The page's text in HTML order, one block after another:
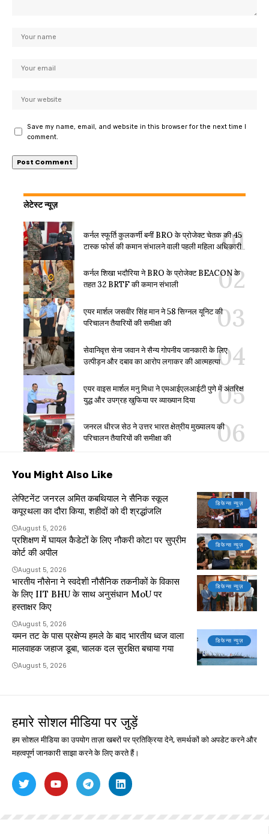
Save my name, email, and website in this browser for the next time I
comment.
लेटेस्ट न्यूज़
कर्नल स्फूर्ति कुलकर्णी बनीं BRO के प्रोजेक्ट चेतक की 45
टास्क फोर्स की कमान संभालने वाली पहली महिला अधिकारी
कर्नल शिखा भदौरिया ने BRO के प्रोजेक्ट BEACON के
तहत 32 BRTF की कमान संभाली
एयर मार्शल जसवीर सिंह मान ने 58 सिग्नल यूनिट की
परिचालन तैयारियों की समीक्षा की
सेवानिवृत्त सेना जवान ने सैन्य गोपनीय जानकारी के लिए
उत्पीड़न और दबाव का आरोप लगाकर की आत्महत्या
एयर वाइस मार्शल मनु मिधा ने एमआईएलआईटी पुणे में अंतरिक्ष
युद्ध और उपग्रह खुफिया पर व्याख्यान दिया
जनरल धीरज सेठ ने उत्तर भारत क्षेत्रीय मुख्यालय की
परिचालन तैयारियों की समीक्षा की
You Might Also Like
डिफेन्स न्यूज़
लेफ्टिनेंट जनरल अमित कबथियाल ने सैनिक स्कूल
कपूरथला का दौरा किया, शहीदों को दी श्रद्धांजलि
August 5, 2026
डिफेन्स न्यूज़
प्रशिक्षण में घायल कैडेटों के लिए नौकरी कोटा पर सुप्रीम
कोर्ट की अपील
August 5, 2026
डिफेन्स न्यूज़
भारतीय नौसेना ने स्वदेशी नौसैनिक तकनीकों के विकास
के लिए IIT BHU के साथ अनुसंधान MoU पर
हस्ताक्षर किए
August 5, 2026
डिफेन्स न्यूज़
यमन तट के पास प्रक्षेप्य हमले के बाद भारतीय ध्वज वाला
मालवाहक जहाज डूबा, चालक दल सुरक्षित बचाया गया
August 5, 2026
हमारे सोशल मीडिया पर जुड़ें
हम सोशल मीडिया का उपयोग ताज़ा खबरों पर प्रतिक्रिया देने, समर्थकों को अपडेट करने और
महत्वपूर्ण जानकारी साझा करने के लिए करते हैं।